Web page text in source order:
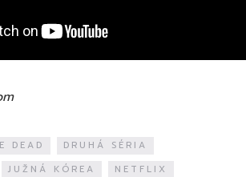
DEAD
DRUHÁ SÉRIA
JUŽNÁ KÓREA NETFLIX